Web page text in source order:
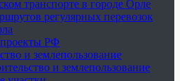
транспорте в городе Орле
регулярных перевозок
РФ
и землепользование
и землепользование